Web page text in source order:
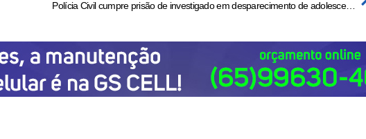
Polícia Civil cumpre prisão de investigado em desparecimento de adolescente em Diamantino